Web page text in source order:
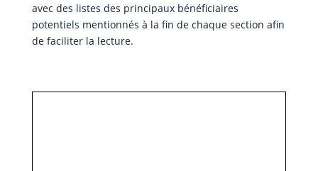
avec des listes des principaux bénéficiaires
potentiels mentionnés à la fin de chaque section afin
de faciliter la lecture.